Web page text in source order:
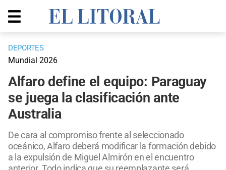
DEPORTES
Mundial 2026
Alfaro define el equipo: Paraguay
se juega la clasificación ante
Australia
De cara al compromiso frente al seleccionado
oceánico, Alfaro deberá modificar la formación debido
a la expulsión de Miguel Almirón en el encuentro